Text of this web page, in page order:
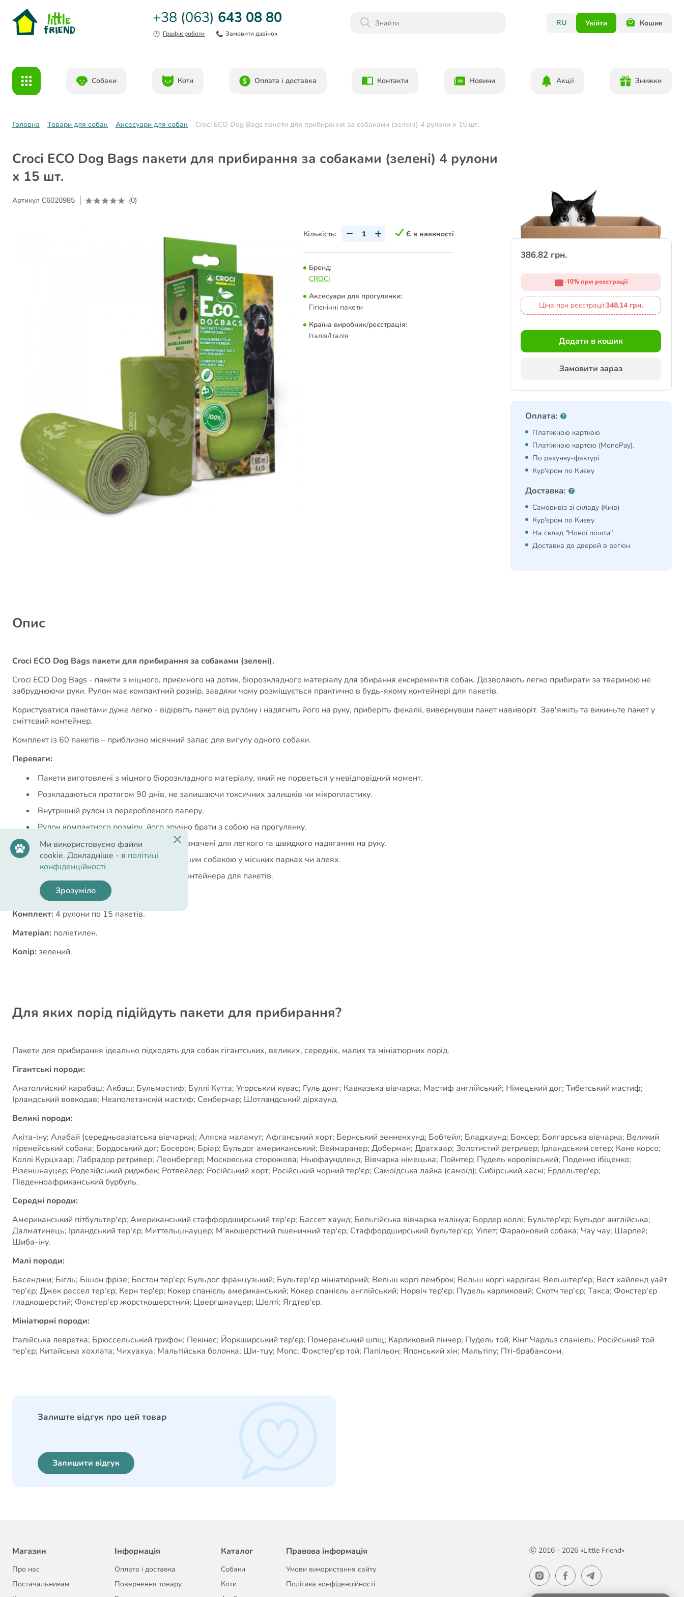
Даруємо 1000гр на бонусний рахунок при реєстрації!)
+38 (063) 643 08 80
Графік роботи Замовити дзвінок
RU Увійти Кошик
Собаки Коти Оплата і доставка Контакти Новини Акції Знижки
Головна Товари для собак Аксесуари для собак Croci ECO Dog Bags пакети для прибирання за собаками (зелені) 4 рулони х 15 шт.
Croci ECO Dog Bags пакети для прибирання за собаками (зелені) 4 рулони
х 15 шт.
Артикул C6020985 (0)
Кількість: Є в наявності
Бренд:
CROCI
Аксесуари для прогулянки:
Гігієнічні пакети
Країна виробник/реєстрація:
Італія/Італія
386.82 грн.
-10% при реєстрації
Ціна при реєстрації:348.14 грн.
Додати в кошик
Замовити зараз
Оплата:
Платіжною карткою
Платіжною картою (MonoPay).
По рахунку-фактурі
Кур'єром по Києву
Доставка:
Самовивіз зі складу (Київ)
Кур'єром по Києву
На склад "Нової пошти"
Доставка до дверей в регіон
Опис
Croci ECO Dog Bags пакети для прибирання за собаками (зелені).
Croci ECO Dog Bags - пакети з міцного, приємного на дотик, біорозкладного матеріалу для збирання екскрементів собак. Дозволяють легко прибирати за твариною не
забруднюючи руки. Рулон має компактний розмір, завдяки чому розміщується практично в будь-якому контейнері для пакетів.
Користуватися пакетами дуже легко - відірвіть пакет від рулону і надягніть його на руку, приберіть фекалії, вивернувши пакет навиворіт. Зав'яжіть та викиньте пакет у
сміттєвий контейнер.
Комплект із 60 пакетів – приблизно місячний запас для вигулу одного собаки.
Переваги:
Пакети виготовлені з міцного біорозкладного матеріалу, який не порветься у невідповідний момент.
Розкладаються протягом 90 днів, не залишаючи токсичних залишків чи мікропластику.
Внутрішній рулон із переробленого паперу.
Рулон компактного розміру, його зручно брати з собою на прогулянку.
Пакети мають оптимальні розміри, призначені для легкого та швидкого надягання на руку.
Відмінне рішення для прогулянок з Вашим собакою у міських парках чи алеях.
Підходять практично для будь-якого контейнера для пакетів.
Характеристики:
Комплект:4 рулони по 15 пакетів.
Матеріал: поліетилен.
Колір: зелений.
Для яких порід підійдуть пакети для прибирання?
Пакети для прибирання ідеально підходять для собак гігантських, великих, середніх, малих та мініатюрних порід.
Гігантські породи:
Анатолийский карабаш; Акбаш; Бульмастиф; Буллі Кутта; Угорський кувас; Гуль донг; Кавказька вівчарка; Мастиф англійський; Німецький дог; Тибетський мастиф;
Ірландський вовкодав; Неаполетанскій мастиф; Сенбернар; Шотландський дірхаунд.
Великі породи:
Акіта-іну; Алабай (середньоазіатська вівчарка); Аляска маламут; Афганський хорт; Бернський зенненхунд; Бобтейл; Бладхаунд; Боксер; Болгарська вівчарка; Великий
піренейський собака; Бордоський дог; Босерон; Бріар; Бульдог американський; Веймаранер; Доберман; Дратхаар; Золотистий ретривер; Ірландський сетер; Кане корсо;
Коллі Курцхаар; Лабрадор ретривер; Леонбергер; Московська сторожова; Ньюфаундленд; Вівчарка німецька; Пойнтер; Пудель королівський; Поденко ібіценко;
Різеншнауцер; Родезійський риджбек; Ротвейлер; Російський хорт; Російський чорний тер'єр; Самоїдська лайка (самоїд); Сибірський хаскі; Ердельтер'єр;
Південноафриканський бурбуль.
Середні породи:
Американський пітбультер'єр; Американський стаффордширський тер'єр; Бассет хаунд; Бельгійська вівчарка малінуа; Бордер коллі; Бультер'єр; Бульдог англійська;
Далматинець; Ірландський тер'єр; Миттельшнауцер; М’якошерстний пшеничний тер'єр; Стаффордширський бультер'єр; Уіпет; Фараоновий собака; Чау чау; Шарпей;
Шиба-іну.
Малі породи:
Басенджи; Бігль; Бішон фрізе; Бостон тер'єр; Бульдог французький; Бультер'єр мініатюрний; Вельш коргі пемброк; Вельш коргі кардіган; Вельштер'єр; Вест хайленд уайт
тер'єр; Джек рассел тер'єр; Керн тер'єр; Кокер спанієль американський; Кокер спанієль англійський; Норвіч тер'єр; Пудель карликовий; Скотч тер'єр; Такса; Фокстер'єр
гладкошерстий; Фокстер'єр жорсткошерстний; Цвергшнауцер; Шелті; Ягдтер'єр.
Мініатюрні породи:
Італійська левретка; Брюссельський грифон; Пекінес; Йоркширський тер'єр; Померанський шпіц; Карликовий пінчер; Пудель той; Кінг Чарльз спаніель; Російський той
тер'єр; Китайська хохлата; Чихуахуа; Мальтійська болонка; Ши-тцу; Мопс; Фокстер'єр той; Папільон; Японський хін; Мальтіпу; Пті-брабансони.
Залиште відгук про цей товар
Залишити відгук
Магазин
Про нас
Постачальникам
Інформація
Оплата і доставка
Повернення товару
Каталог
Собаки
Коти
Правова інформація
Умови використання сайту
Політика конфіденційності
ⓒ 2016 - 2026 «Little Friend»
Ми використовуємо файли
cookie. Докладніше - в політиці
конфіденційності
Зрозуміло